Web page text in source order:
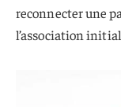
reconnecter une
l’association